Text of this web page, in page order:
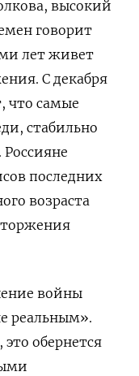
высокий
говорит
лет живет
С декабря
что самые
стабильно
последних
возраста
войны
реальным».
обернется